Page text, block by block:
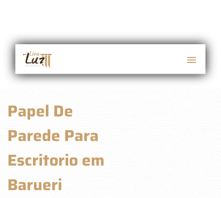
Papel De
Parede Para
Escritorio em
Barueri